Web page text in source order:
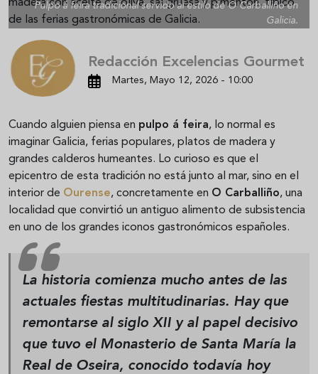
Pulpo á feira tradicional servido al estilo de O Carballiño en
Galicia.
Redacción Excelencias Gourmet
Martes, Mayo 12, 2026 - 10:00
Cuando alguien piensa en pulpo á feira, lo normal es
imaginar Galicia, ferias populares, platos de madera y
grandes calderos humeantes. Lo curioso es que el
epicentro de esta tradición no está junto al mar, sino en el
interior de Ourense, concretamente en O Carballiño, una
localidad que convirtió un antiguo alimento de subsistencia
en uno de los grandes iconos gastronómicos españoles.
La historia comienza mucho antes de las
actuales fiestas multitudinarias. Hay que
remontarse al siglo XII y al papel decisivo
que tuvo el Monasterio de Santa María la
Real de Oseira, conocido todavía hoy